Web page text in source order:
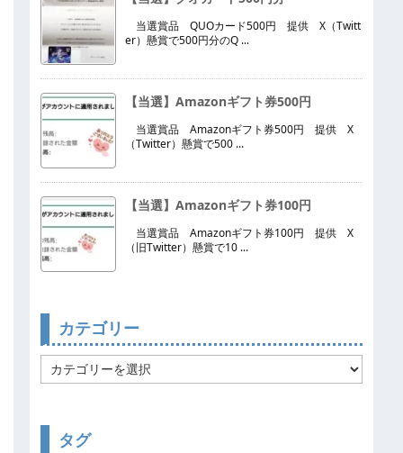
当選賞品 QUOカード500円 提供 X（Twitt
er）懸賞で500円分のQ ...
【当選】Amazonギフト券500円
当選賞品 Amazonギフト券500円 提供 X
（Twitter）懸賞で500 ...
【当選】Amazonギフト券100円
当選賞品 Amazonギフト券100円 提供 X
（旧Twitter）懸賞で10 ...
カテゴリー
カ
テ
タグ